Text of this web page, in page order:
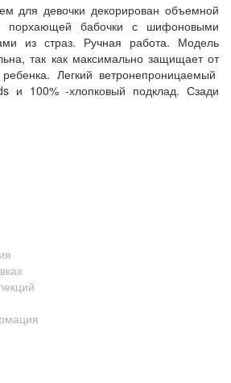
для девочки декорирован объемной
порхающей бабочки с шифоновыми
из страз. Ручная работа. Модель
так как максимально защищает от
Легкий ветронепроницаемый
и 100% -хлопковый подклад. Сзади